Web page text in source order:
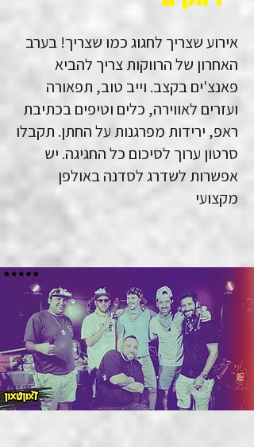
אירוע שצריך לחגוג כמו שצריך! בערב
האחרון של הרווקות צריך להביא
פאנצ'ים בקצב. וייב טוב, תפאורה
ועזרים לאווירה, כלים וטיפים בכתיבת
ראפ, ירידות מפרגנות על החתן. תקבלו
סרטון ערוך לסיכום כל החגיגה. יש
אפשרות לשדרג לסדנה באולפן
מקצועי